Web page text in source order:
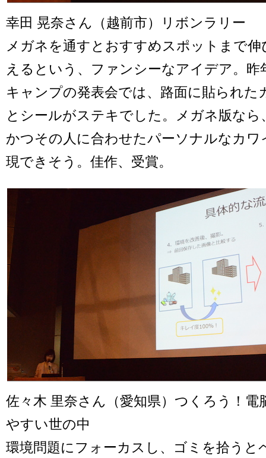
幸田 晃奈さん（越前市）リボンラリー
メガネを通すとおすすめスポットまで
えるという、ファンシーなアイデア。昨
キャンプの発表会では、路面に貼られた
とシールがステキでした。メガネ版なら
かつその人に合わせたパーソナルなカワ
現できそう。佳作、受賞。
佐々木 里奈さん（愛知県）つくろう！電
やすい世の中
環境問題にフォーカスし、ゴミを拾うと